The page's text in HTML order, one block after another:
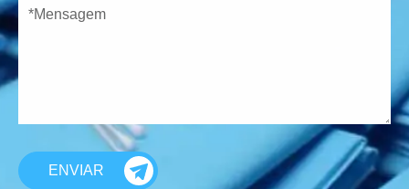
ENVIAR